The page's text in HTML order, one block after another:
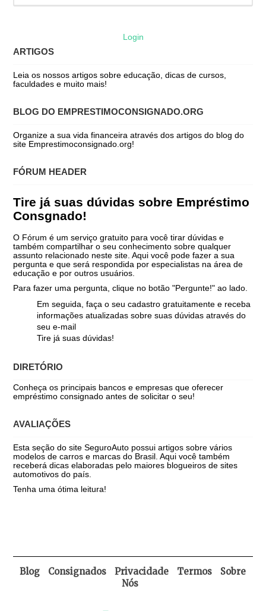
Login
ARTIGOS
Leia os nossos artigos sobre educação, dicas de cursos,
faculdades e muito mais!
BLOG DO EMPRESTIMOCONSIGNADO.ORG
Organize a sua vida financeira através dos artigos do blog do
site Emprestimoconsignado.org!
FÓRUM HEADER
Tire já suas dúvidas sobre Empréstimo
Consgnado!
O Fórum é um serviço gratuito para você tirar dúvidas e
também compartilhar o seu conhecimento sobre qualquer
assunto relacionado neste site. Aqui você pode fazer a sua
pergunta e que será respondida por especialistas na área de
educação e por outros usuários.
Para fazer uma pergunta, clique no botão "Pergunte!" ao lado.
Em seguida, faça o seu cadastro gratuitamente e receba
informações atualizadas sobre suas dúvidas através do
seu e-mail
Tire já suas dúvidas!
DIRETÓRIO
Conheça os principais bancos e empresas que oferecer
empréstimo consignado antes de solicitar o seu!
AVALIAÇÕES
Esta seção do site SeguroAuto possui artigos sobre vários
modelos de carros e marcas do Brasil. Aqui você também
receberá dicas elaboradas pelo maiores blogueiros de sites
automotivos do país.
Tenha uma ótima leitura!
Blog Consignados Privacidade Termos
Sobre
Nós